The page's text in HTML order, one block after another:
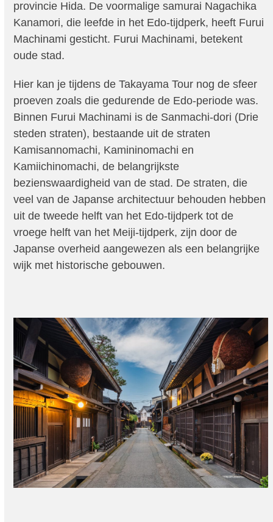
provincie Hida. De voormalige samurai Nagachika
Kanamori, die leefde in het Edo-tijdperk, heeft Furui
Machinami gesticht. Furui Machinami, betekent
oude stad.
Hier kan je tijdens de Takayama Tour nog de sfeer
proeven zoals die gedurende de Edo-periode was.
Binnen Furui Machinami is de Sanmachi-dori (Drie
steden straten), bestaande uit de straten
Kamisannomachi, Kamininomachi en
Kamiichinomachi, de belangrijkste
bezienswaardigheid van de stad. De straten, die
veel van de Japanse architectuur behouden hebben
uit de tweede helft van het Edo-tijdperk tot de
vroege helft van het Meiji-tijdperk, zijn door de
Japanse overheid aangewezen als een belangrijke
wijk met historische gebouwen.